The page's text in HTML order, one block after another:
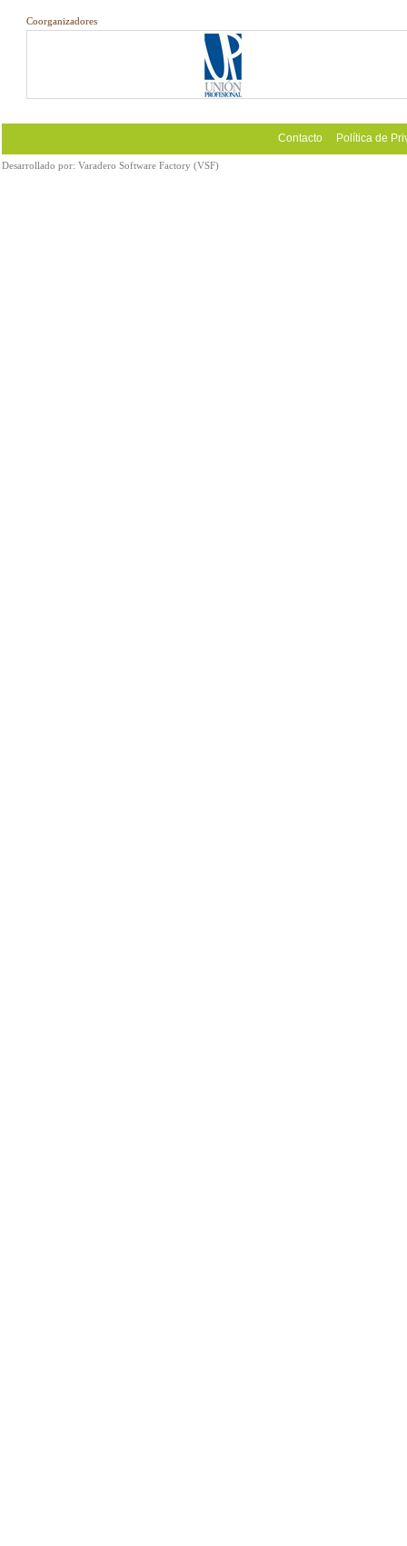
Coorganizadores
Contacto Política de
Desarrollado por: Varadero Software Factory (VSF)